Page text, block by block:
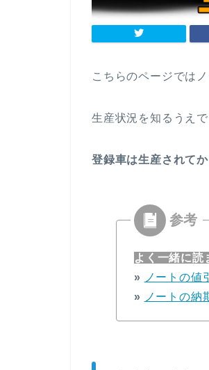
こちらのページでは
生産状況を知るうえで
登録車は生産されて
よく一緒に読
» ノートの値
» ノートの納